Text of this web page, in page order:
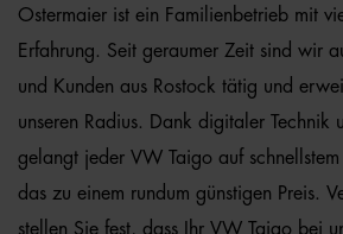
Ostermaier ist ein Familienbetrieb mit
Erfahrung. Seit geraumer Zeit sind wir
und Kunden aus Rostock tätig und
unseren Radius. Dank digitaler Technik
gelangt jeder VW Taigo auf
das zu einem rundum günstigen Preis.
stellen Sie fest, dass Ihr VW Taigo bei